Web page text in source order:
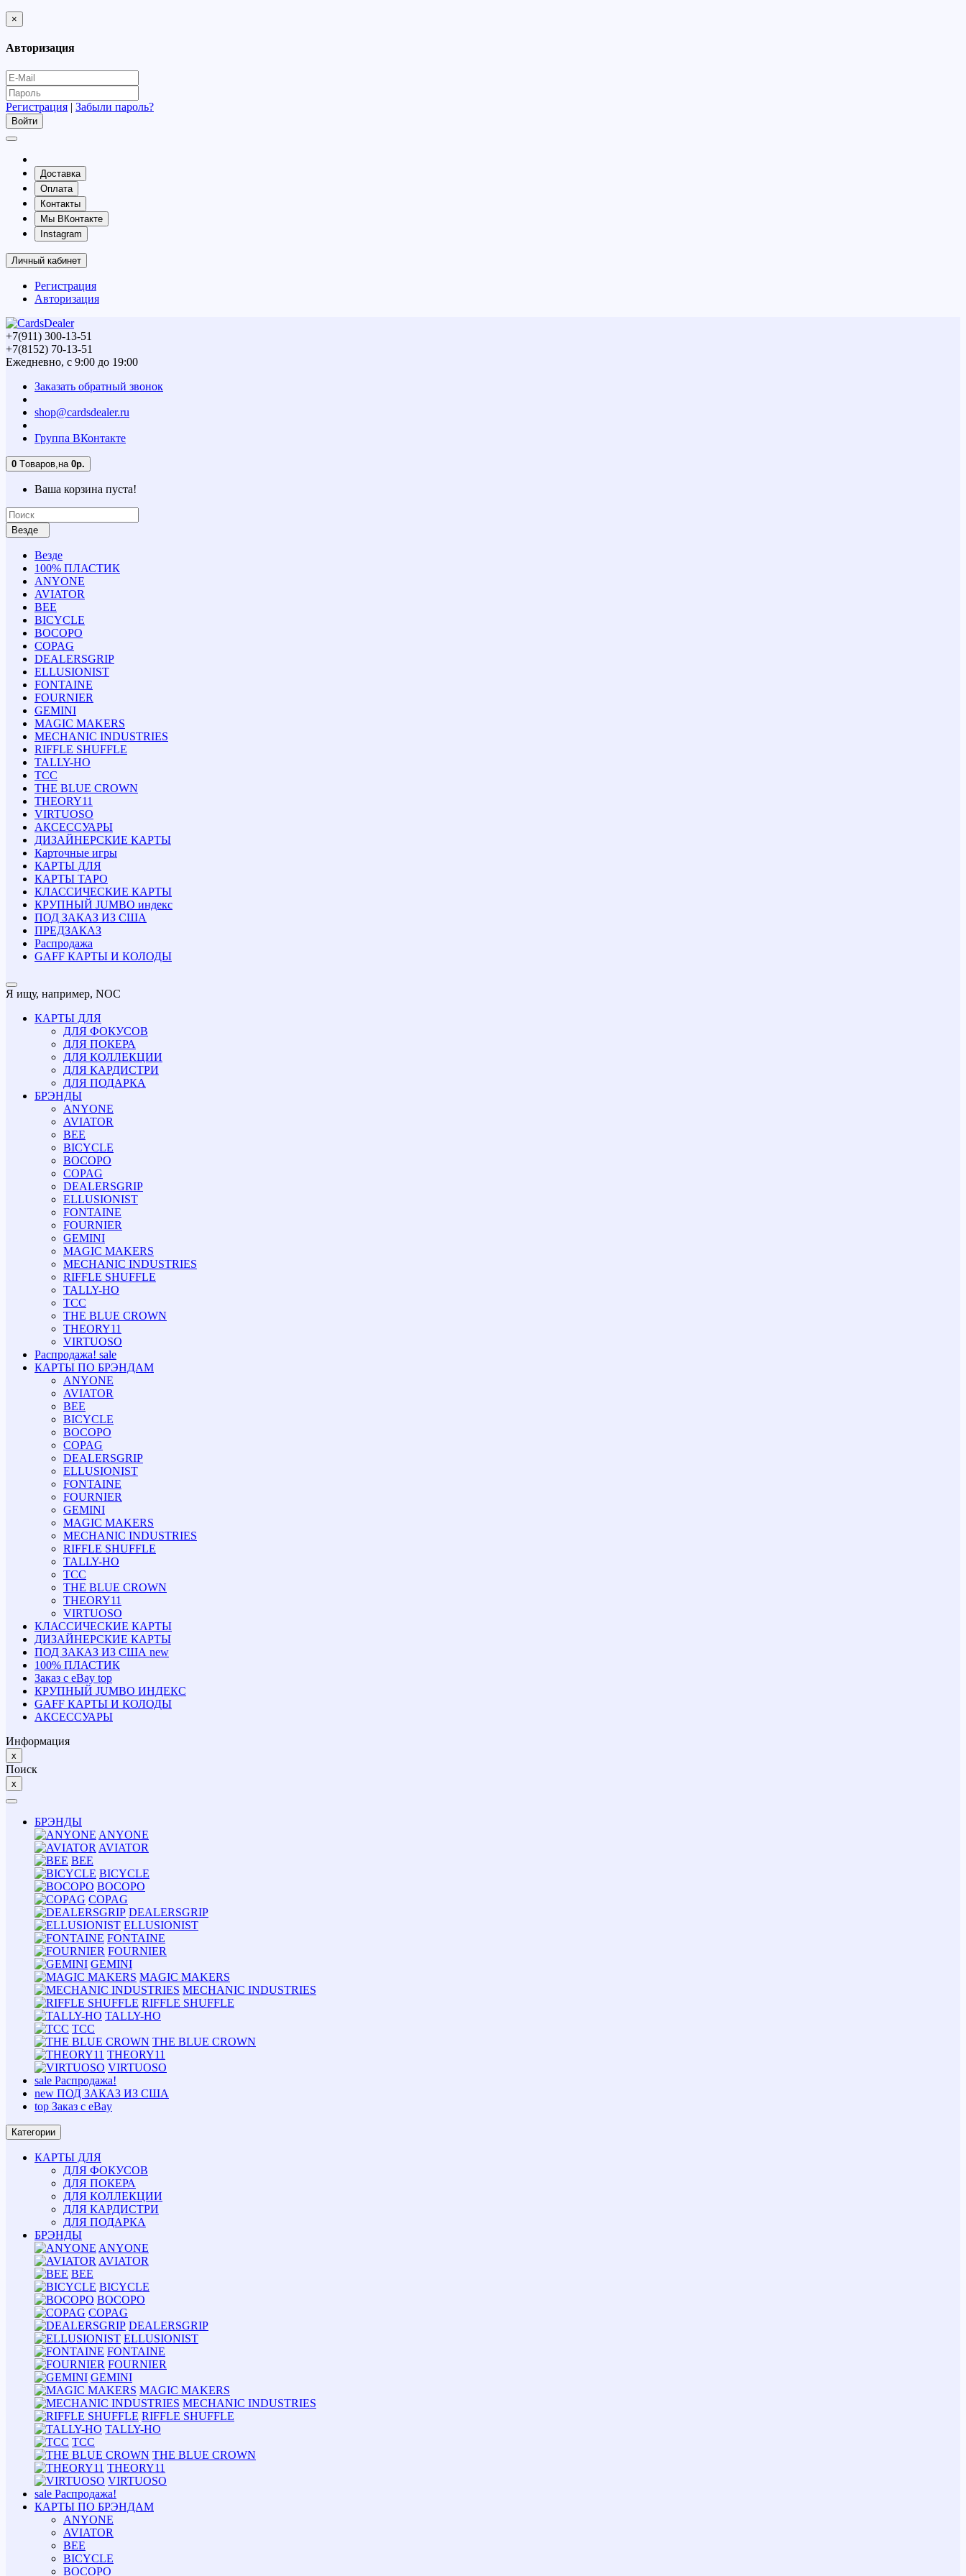
×
Авторизация
Регистрация | Забыли пароль?
Доставка
Оплата
Контакты
Мы ВКонтакте
Instagram
Личный кабинет
Регистрация
Авторизация
+7(911) 300-13-51
+7(8152) 70-13-51
Ежедневно, с 9:00 до 19:00
Заказать обратный звонок
shop@cardsdealer.ru
Группа ВКонтакте
0 Tоваров, на 0р.
Ваша корзина пуста!
Везде
Везде
100% ПЛАСТИК
ANYONE
AVIATOR
BEE
BICYCLE
BOCOPO
COPAG
DEALERSGRIP
ELLUSIONIST
FONTAINE
FOURNIER
GEMINI
MAGIC MAKERS
MECHANIC INDUSTRIES
RIFFLE SHUFFLE
TALLY-HO
TCC
THE BLUE CROWN
THEORY11
VIRTUOSO
АКСЕССУАРЫ
ДИЗАЙНЕРСКИЕ КАРТЫ
Карточные игры
КАРТЫ ДЛЯ
КАРТЫ ТАРО
КЛАССИЧЕСКИЕ КАРТЫ
КРУПНЫЙ JUMBO индекс
ПОД ЗАКАЗ ИЗ США
ПРЕДЗАКАЗ
Распродажа
GAFF КАРТЫ И КОЛОДЫ
Я ищу, например, NOC
КАРТЫ ДЛЯ
ДЛЯ ФОКУСОВ
ДЛЯ ПОКЕРА
ДЛЯ КОЛЛЕКЦИИ
ДЛЯ КАРДИСТРИ
ДЛЯ ПОДАРКА
БРЭНДЫ
ANYONE
AVIATOR
BEE
BICYCLE
BOCOPO
COPAG
DEALERSGRIP
ELLUSIONIST
FONTAINE
FOURNIER
GEMINI
MAGIC MAKERS
MECHANIC INDUSTRIES
RIFFLE SHUFFLE
TALLY-HO
TCC
THE BLUE CROWN
THEORY11
VIRTUOSO
Распродажа! sale
КАРТЫ ПО БРЭНДАМ
ANYONE
AVIATOR
BEE
BICYCLE
BOCOPO
COPAG
DEALERSGRIP
ELLUSIONIST
FONTAINE
FOURNIER
GEMINI
MAGIC MAKERS
MECHANIC INDUSTRIES
RIFFLE SHUFFLE
TALLY-HO
TCC
THE BLUE CROWN
THEORY11
VIRTUOSO
КЛАССИЧЕСКИЕ КАРТЫ
ДИЗАЙНЕРСКИЕ КАРТЫ
ПОД ЗАКАЗ ИЗ США new
100% ПЛАСТИК
Заказ с eBay top
КРУПНЫЙ JUMBO ИНДЕКС
GAFF КАРТЫ И КОЛОДЫ
АКСЕССУАРЫ
Информация
x
Поиск
x
БРЭНДЫ
ANYONE
AVIATOR
BEE
BICYCLE
BOCOPO
COPAG
DEALERSGRIP
ELLUSIONIST
FONTAINE
FOURNIER
GEMINI
MAGIC MAKERS
MECHANIC INDUSTRIES
RIFFLE SHUFFLE
TALLY-HO
TCC
THE BLUE CROWN
THEORY11
VIRTUOSO
sale Распродажа!
new ПОД ЗАКАЗ ИЗ США
top Заказ с eBay
Категории
КАРТЫ ДЛЯ
ДЛЯ ФОКУСОВ
ДЛЯ ПОКЕРА
ДЛЯ КОЛЛЕКЦИИ
ДЛЯ КАРДИСТРИ
ДЛЯ ПОДАРКА
БРЭНДЫ
ANYONE
AVIATOR
BEE
BICYCLE
BOCOPO
COPAG
DEALERSGRIP
ELLUSIONIST
FONTAINE
FOURNIER
GEMINI
MAGIC MAKERS
MECHANIC INDUSTRIES
RIFFLE SHUFFLE
TALLY-HO
TCC
THE BLUE CROWN
THEORY11
VIRTUOSO
sale Распродажа!
КАРТЫ ПО БРЭНДАМ
ANYONE
AVIATOR
BEE
BICYCLE
BOCOPO